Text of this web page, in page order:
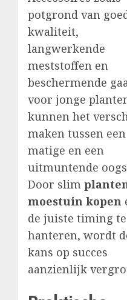
potgrond van
kwaliteit,
langwerkende
meststoffen en
beschermende
voor jonge
kunnen het
maken tussen een
matige en een
uitmuntende
Door slim
moestuin kopen
de juiste timing te
hanteren, wordt
kans op succes
aanzienlijk